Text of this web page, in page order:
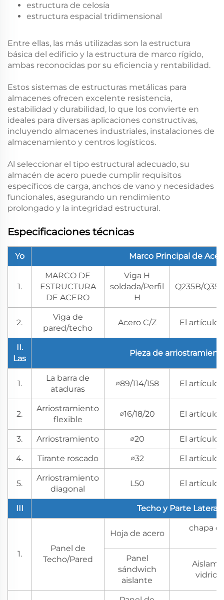
estructura de celosía
estructura espacial tridimensional
Entre ellas, las más utilizadas son la estructura
básica del edificio y la estructura de marco rígido,
ambas reconocidas por su eficiencia y rentabilidad.
Estos sistemas de estructuras metálicas para
almacenes ofrecen excelente resistencia,
estabilidad y durabilidad, lo que los convierte en
ideales para diversas aplicaciones constructivas,
incluyendo almacenes industriales, instalaciones de
almacenamiento y centros logísticos.
Al seleccionar el tipo estructural adecuado, su
almacén de acero puede cumplir requisitos
específicos de carga, anchos de vano y necesidades
funcionales, asegurando un rendimiento
prolongado y la integridad estructural.
Especificaciones técnicas
Yo Marco Principal de
1.
MARCO DE
ESTRUCTURA
DE ACERO
Viga H
soldada/Perfil
H
Q235B/
2.
Viga de
pared/techo
Acero C/Z El artículo
II.
Las
Pieza de
1.
La barra de
ataduras
∅89/114/158 El artículo
2.
Arriostramiento
flexible
∅16/18/20 El artículo
3. Arriostramiento ∅20 El artículo
4. Tirante roscado ∅32 El artículo
5.
Arriostramiento
diagonal
L50 El artículo
III Techo y Parte Lateral
1.
Panel de
Techo/Pared
Hoja de acero
chapa
Panel
sándwich
aislante
vidrio/